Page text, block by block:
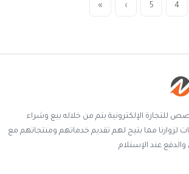
4
5
›
»
الإلكترونية يتم من خلاله بيع وشراء
لزوارنا مما يتيح لهم تقديم خدماتهم ومنتجاتهم مع
والدفع عند الإستلام